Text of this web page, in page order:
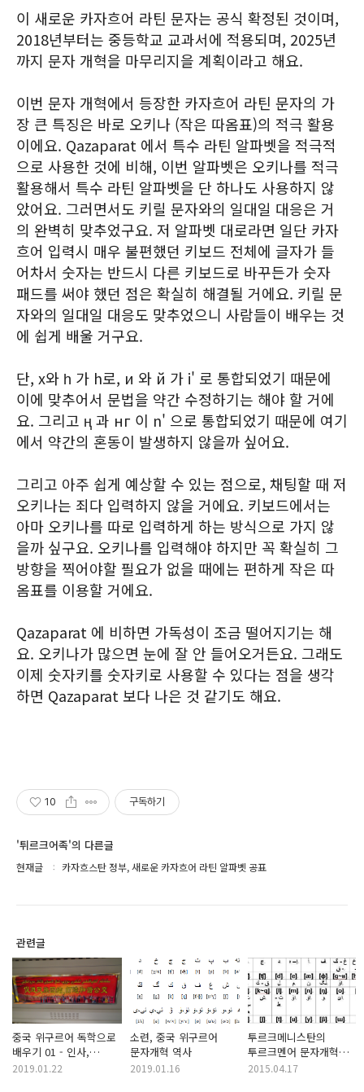
이 새로운 카자흐어 라틴 문자는 공식 확정된 것이며,
2018년부터는 중등학교 교과서에 적용되며, 2025년
까지 문자 개혁을 마무리지을 계획이라고 해요.
이번 문자 개혁에서 등장한 카자흐어 라틴 문자의 가
장 큰 특징은 바로 오키나 (작은 따옴표)의 적극 활용
이에요. Qazaparat 에서 특수 라틴 알파벳을 적극적
으로 사용한 것에 비해, 이번 알파벳은 오키나를 적극
활용해서 특수 라틴 알파벳을 단 하나도 사용하지 않
았어요. 그러면서도 키릴 문자와의 일대일 대응은 거
의 완벽히 맞추었구요. 저 알파벳 대로라면 일단 카자
흐어 입력시 매우 불편했던 키보드 전체에 글자가 들
어차서 숫자는 반드시 다른 키보드로 바꾸든가 숫자
패드를 써야 했던 점은 확실히 해결될 거에요. 키릴 문
자와의 일대일 대응도 맞추었으니 사람들이 배우는 것
에 쉽게 배울 거구요.
단, х와 һ 가 h로, и 와 й 가 i' 로 통합되었기 때문에
이에 맞추어서 문법을 약간 수정하기는 해야 할 거에
요. 그리고 ң 과 нг 이 n' 으로 통합되었기 때문에 여기
에서 약간의 혼동이 발생하지 않을까 싶어요.
그리고 아주 쉽게 예상할 수 있는 점으로, 채팅할 때 저
오키나는 죄다 입력하지 않을 거에요. 키보드에서는
아마 오키나를 따로 입력하게 하는 방식으로 가지 않
을까 싶구요. 오키나를 입력해야 하지만 꼭 확실히 그
방향을 찍어야할 필요가 없을 때에는 편하게 작은 따
옴표를 이용할 거에요.
Qazaparat 에 비하면 가독성이 조금 떨어지기는 해
요. 오키나가 많으면 눈에 잘 안 들어오거든요. 그래도
이제 숫자키를 숫자키로 사용할 수 있다는 점을 생각
하면 Qazaparat 보다 나은 것 같기도 해요.
10 구독하기
'튀르크어족'의 다른글
현재글 카자흐스탄 정부, 새로운 카자흐어 라틴 알파벳 공표
관련글
중국 위구르어 독학으로
배우기 01 - 인사,
대명사, 기본 문장 구조
2019.01.22
소련, 중국 위구르어
문자개혁 역사
2019.01.16
투르크메니스탄의
투르크멘어 문자개혁
과정
2015.04.17